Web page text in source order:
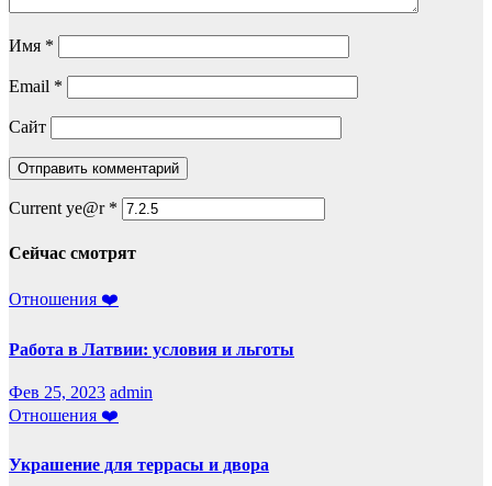
Имя *
Email *
Сайт
Current ye@r *
Сейчас смотрят
Отношения ❤️
Работа в Латвии: условия и льготы
Фев 25, 2023 admin
Отношения ❤️
Украшение для террасы и двора